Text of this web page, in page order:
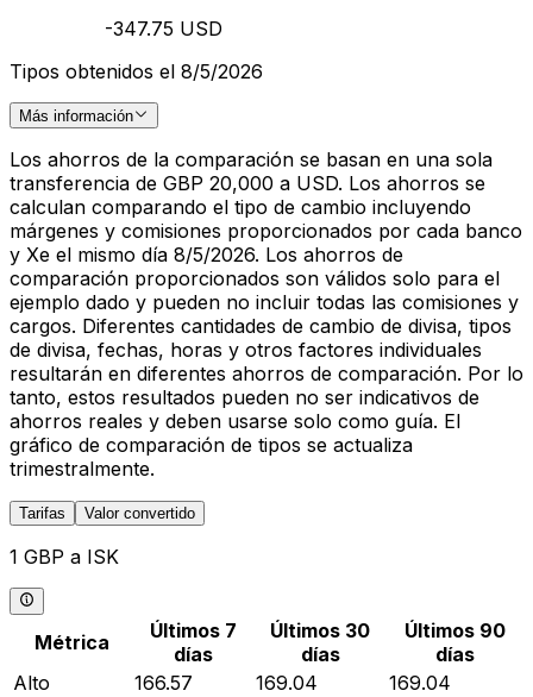
-347.75 USD
Tipos obtenidos el 8/5/2026
Más información
Los ahorros de la comparación se basan en una sola
transferencia de GBP 20,000 a USD. Los ahorros se
calculan comparando el tipo de cambio incluyendo
márgenes y comisiones proporcionados por cada banco
y Xe el mismo día 8/5/2026. Los ahorros de
comparación proporcionados son válidos solo para el
ejemplo dado y pueden no incluir todas las comisiones y
cargos. Diferentes cantidades de cambio de divisa, tipos
de divisa, fechas, horas y otros factores individuales
resultarán en diferentes ahorros de comparación. Por lo
tanto, estos resultados pueden no ser indicativos de
ahorros reales y deben usarse solo como guía. El
gráfico de comparación de tipos se actualiza
trimestralmente.
Tarifas Valor convertido
1 GBP a ISK
Métrica
Últimos 7
días
Últimos 30
días
Últimos 90
días
Alto
166.57 169.04
169.04